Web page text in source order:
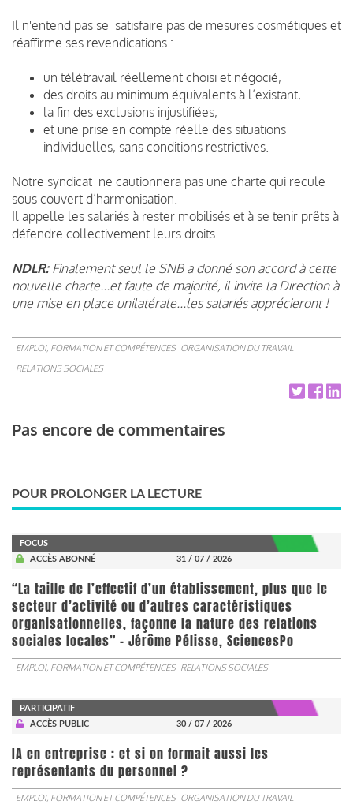
Il n'entend pas se satisfaire pas de mesures cosmétiques et
réaffirme ses revendications :
un télétravail réellement choisi et négocié,
des droits au minimum équivalents à l’existant,
la fin des exclusions injustifiées,
et une prise en compte réelle des situations
individuelles, sans conditions restrictives.
Notre syndicat ne cautionnera pas une charte qui recule
sous couvert d’harmonisation.
Il appelle les salariés à rester mobilisés et à se tenir prêts à
défendre collectivement leurs droits.
NDLR:Finalement seul le SNB a donné son accord à cette
nouvelle charte...et faute de majorité, il invite la Direction à
une mise en place unilatérale...les salariés apprécieront !
EMPLOI, FORMATION ET COMPÉTENCES ORGANISATION DU TRAVAIL
RELATIONS SOCIALES
Pas encore de commentaires
POUR PROLONGER LA LECTURE
FOCUS
ACCÈS ABONNÉ
31 / 07 / 2026
“La taille de l’effectif d’un établissement, plus que le
secteur d’activité ou d’autres caractéristiques
organisationnelles, façonne la nature des relations
sociales locales” - Jérôme Pélisse, SciencesPo
EMPLOI, FORMATION ET COMPÉTENCES RELATIONS SOCIALES
PARTICIPATIF
ACCÈS PUBLIC
30 / 07 / 2026
IA en entreprise : et si on formait aussi les
représentants du personnel ?
EMPLOI, FORMATION ET COMPÉTENCES ORGANISATION DU TRAVAIL